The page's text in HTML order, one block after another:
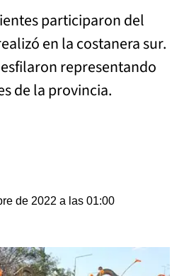
participaron del
en la costanera sur.
representando
de la provincia.
de 2022 a las 01:00